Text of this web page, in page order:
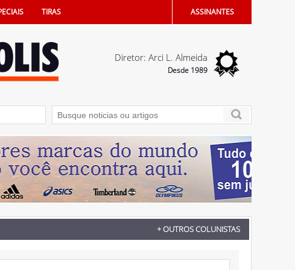
TIRAS ASSINANTES
Diretor: Arci L. Almeida
Desde 1989
de emprego criadas em Penápolis 05/08/2026 - Dia dos Pais terá sorteio de
+ OUTROS COLUNISTAS